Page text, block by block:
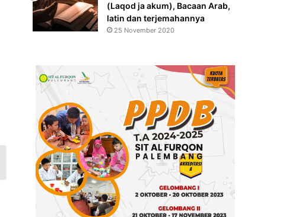
(Laqod ja akum), Bacaan Arab,
latin dan terjemahannya
25 November 2020